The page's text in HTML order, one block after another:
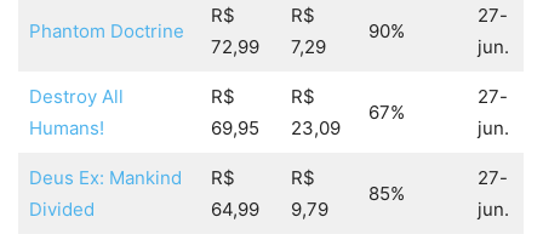
Phantom Doctrine
R$
72,99
R$
7,29
90%
27-
jun.
Destroy All
Humans!
R$
69,95
R$
23,09
67%
27-
jun.
Deus Ex: Mankind
Divided
R$
64,99
R$
9,79
85%
27-
jun.